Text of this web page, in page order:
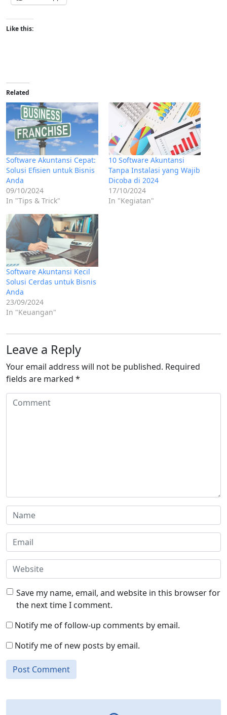
Like this:
Related
Software Akuntansi Cepat:
Solusi Efisien untuk Bisnis
Anda
09/10/2024
In "Tips & Trick"
10 Software Akuntansi
Tanpa Instalasi yang Wajib
Dicoba di 2024
17/10/2024
In "Kegiatan"
Software Akuntansi Kecil
Solusi Cerdas untuk Bisnis
Anda
23/09/2024
In "Keuangan"
Leave a Reply
Your email address will not be published. Required
fields are marked *
Save my name, email, and website in this browser for
the next time I comment.
Notify me of follow-up comments by email.
Notify me of new posts by email.